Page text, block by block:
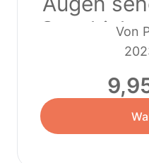
Von